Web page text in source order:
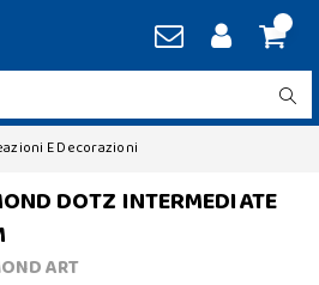
E Decorazioni
DOTZ INTERMEDIATE
ART